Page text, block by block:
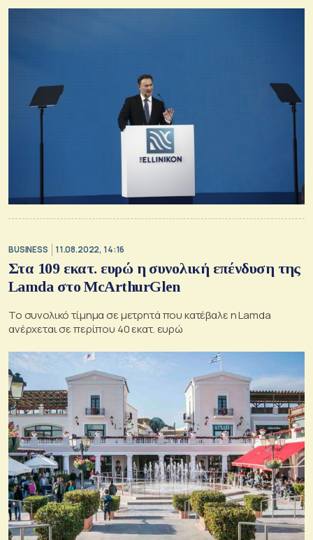
BUSINESS 11.08.2022, 14:16
Στα 109 εκατ. ευρώ η συνολική επένδυση της
Lamda στο McArthurGlen
Το συνολικό τίμημα σε μετρητά που κατέβαλε η Lamda
ανέρχεται σε περίπου 40 εκατ. ευρώ